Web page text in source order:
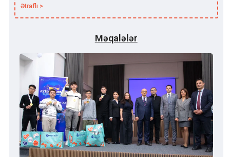
Ətraflı >
Məqalələr